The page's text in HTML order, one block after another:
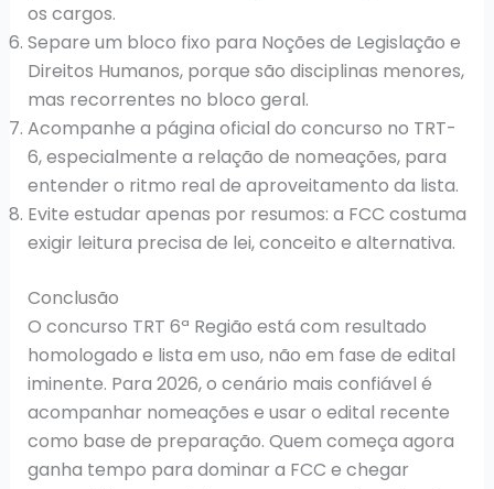
os cargos.
Separe um bloco fixo para Noções de Legislação e
Direitos Humanos, porque são disciplinas menores,
mas recorrentes no bloco geral.
Acompanhe a página oficial do concurso no TRT-
6, especialmente a relação de nomeações, para
entender o ritmo real de aproveitamento da lista.
Evite estudar apenas por resumos: a FCC costuma
exigir leitura precisa de lei, conceito e alternativa.
Conclusão
O concurso TRT 6ª Região está com resultado
homologado e lista em uso, não em fase de edital
iminente. Para 2026, o cenário mais confiável é
acompanhar nomeações e usar o edital recente
como base de preparação. Quem começa agora
ganha tempo para dominar a FCC e chegar